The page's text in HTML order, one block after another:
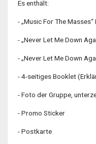
Es enthält:
- „Music For The
- „Never Let Me Down
- „Never Let Me Down
- 4-seitiges Booklet
- Foto der Gruppe,
- Promo Sticker
- Postkarte